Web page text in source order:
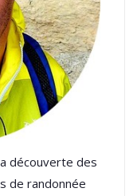
découverte des
de randonnée